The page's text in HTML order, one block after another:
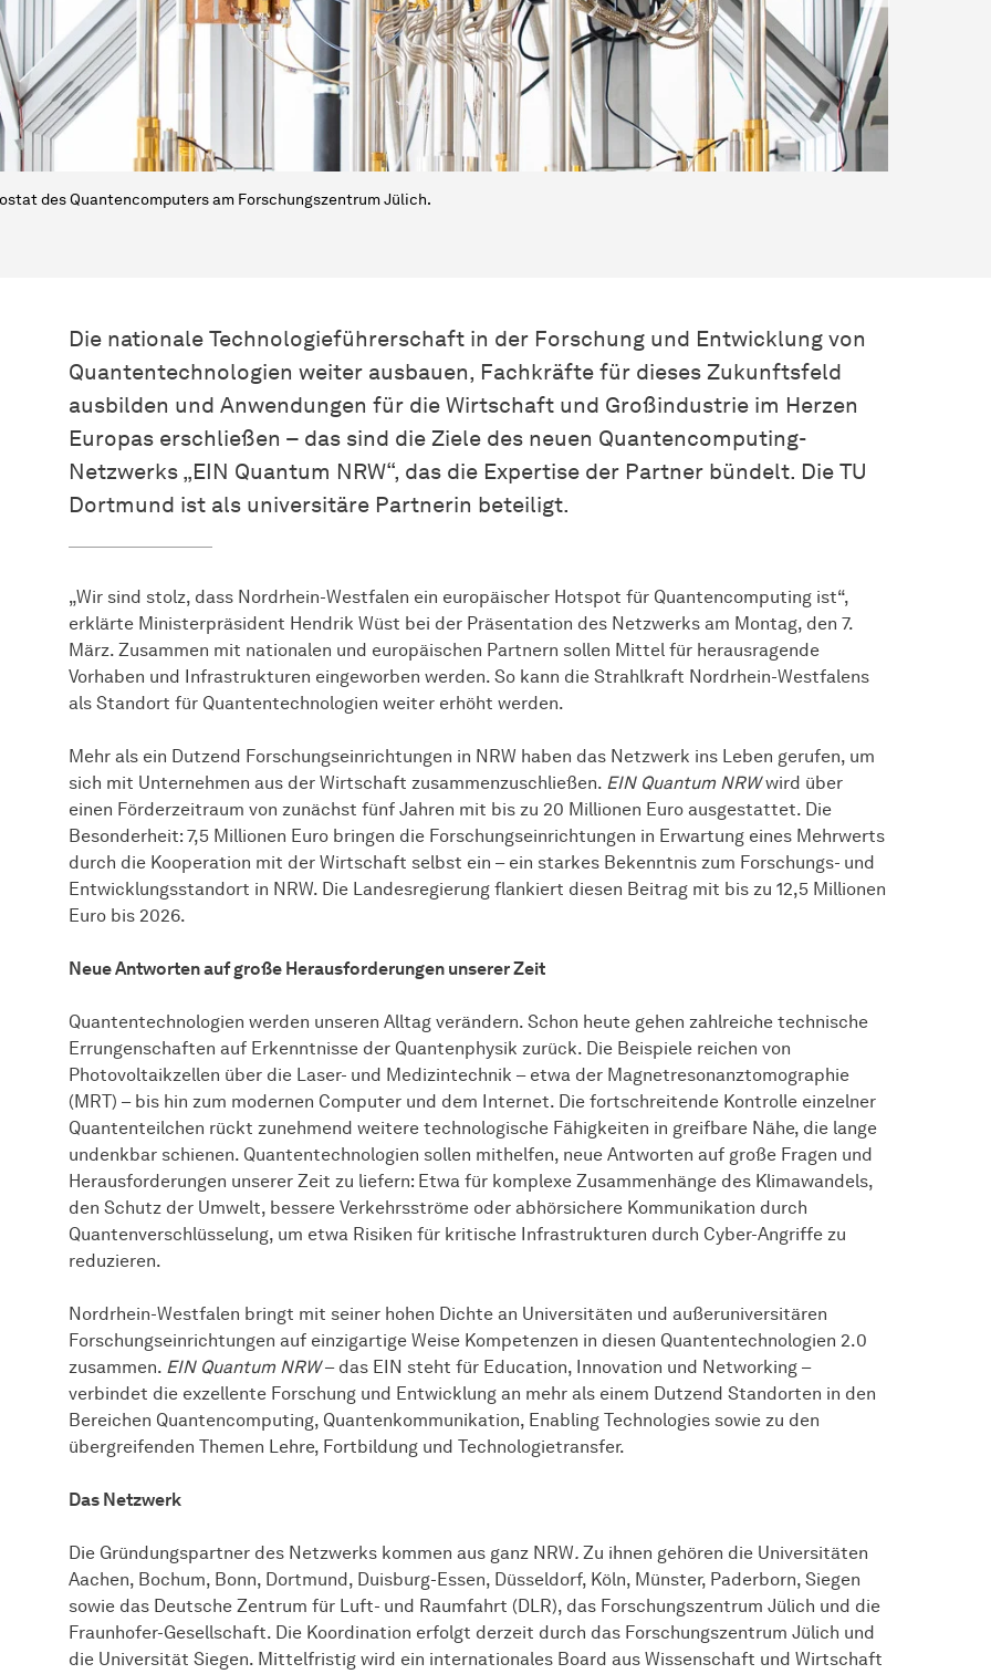
des Quantencomputers am Forschungszentrum Jülich.
Die nationale Technologieführerschaft in der Forschung und Entwicklung von
Quantentechnologien weiter ausbauen, Fachkräfte für dieses Zukunftsfeld
ausbilden und Anwendungen für die Wirtschaft und Großindustrie im Herzen
Europas erschließen – das sind die Ziele des neuen Quantencomputing-
Netzwerks „EIN Quantum NRW“, das die Expertise der Partner bündelt. Die TU
Dortmund ist als universitäre Partnerin beteiligt.
„Wir sind stolz, dass Nordrhein-Westfalen ein europäischer Hotspot für Quantencomputing ist“,
erklärte Ministerpräsident Hendrik Wüst bei der Präsentation des Netzwerks am Montag, den 7.
März. Zusammen mit nationalen und europäischen Partnern sollen Mittel für herausragende
Vorhaben und Infrastrukturen eingeworben werden. So kann die Strahlkraft Nordrhein-Westfalens
als Standort für Quantentechnologien weiter erhöht werden.
Mehr als ein Dutzend Forschungseinrichtungen in NRW haben das Netzwerk ins Leben gerufen, um
sich mit Unternehmen aus der Wirtschaft zusammenzuschließen. EIN Quantum NRWwird über
einen Förderzeitraum von zunächst fünf Jahren mit bis zu 20 Millionen Euro ausgestattet. Die
Besonderheit: 7,5 Millionen Euro bringen die Forschungseinrichtungen in Erwartung eines Mehrwerts
durch die Kooperation mit der Wirtschaft selbst ein – ein starkes Bekenntnis zum Forschungs- und
Entwicklungsstandort in NRW. Die Landesregierung flankiert diesen Beitrag mit bis zu 12,5 Millionen
Euro bis 2026.
Neue Antworten auf große Herausforderungen unserer Zeit
Quantentechnologien werden unseren Alltag verändern. Schon heute gehen zahlreiche technische
Errungenschaften auf Erkenntnisse der Quantenphysik zurück. Die Beispiele reichen von
Photovoltaikzellen über die Laser- und Medizintechnik – etwa der Magnetresonanztomographie
(MRT) – bis hin zum modernen Computer und dem Internet. Die fortschreitende Kontrolle einzelner
Quantenteilchen rückt zunehmend weitere technologische Fähigkeiten in greifbare Nähe, die lange
undenkbar schienen. Quantentechnologien sollen mithelfen, neue Antworten auf große Fragen und
Herausforderungen unserer Zeit zu liefern: Etwa für komplexe Zusammenhänge des Klimawandels,
den Schutz der Umwelt, bessere Verkehrsströme oder abhörsichere Kommunikation durch
Quantenverschlüsselung, um etwa Risiken für kritische Infrastrukturen durch Cyber-Angriffe zu
reduzieren.
Nordrhein-Westfalen bringt mit seiner hohen Dichte an Universitäten und außeruniversitären
Forschungseinrichtungen auf einzigartige Weise Kompetenzen in diesen Quantentechnologien 2.0
zusammen. EIN Quantum NRW– das EIN steht für Education, Innovation und Networking –
verbindet die exzellente Forschung und Entwicklung an mehr als einem Dutzend Standorten in den
Bereichen Quantencomputing, Quantenkommunikation, Enabling Technologies sowie zu den
übergreifenden Themen Lehre, Fortbildung und Technologietransfer.
Das Netzwerk
Die Gründungspartner des Netzwerks kommen aus ganz NRW. Zu ihnen gehören die Universitäten
Aachen, Bochum, Bonn, Dortmund, Duisburg-Essen, Düsseldorf, Köln, Münster, Paderborn, Siegen
sowie das Deutsche Zentrum für Luft- und Raumfahrt (DLR), das Forschungszentrum Jülich und die
Fraunhofer-Gesellschaft. Die Koordination erfolgt derzeit durch das Forschungszentrum Jülich und
die Universität Siegen. Mittelfristig wird ein internationales Board aus Wissenschaft und Wirtschaft